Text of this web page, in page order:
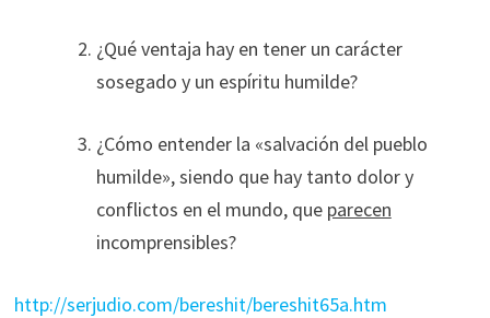
¿Qué ventaja hay en tener un carácter
sosegado y un espíritu humilde?
¿Cómo entender la «salvación del pueblo
humilde», siendo que hay tanto dolor y
conflictos en el mundo, que parecen
incomprensibles?
http://serjudio.com/bereshit/bereshit65a.htm